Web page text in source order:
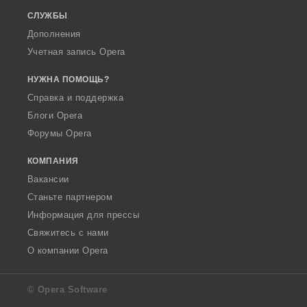
СЛУЖБЫ
Дополнения
Учетная запись Opera
НУЖНА ПОМОЩЬ?
Справка и поддержка
Блоги Opera
Форумы Opera
КОМПАНИЯ
Вакансии
Станьте партнером
Информация для прессы
Свяжитесь с нами
О компании Opera
© Opera Software